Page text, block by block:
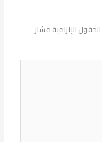
الحقول الإلزامية مشار